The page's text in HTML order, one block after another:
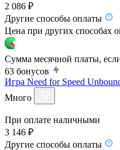
2 086 ₽
Другие способы оплаты
Цена при других способах
Сумма месячной платы,
63 бонусов
Игра Need for Speed
Много
При оплате наличными
3 146 ₽
Другие способы оплаты